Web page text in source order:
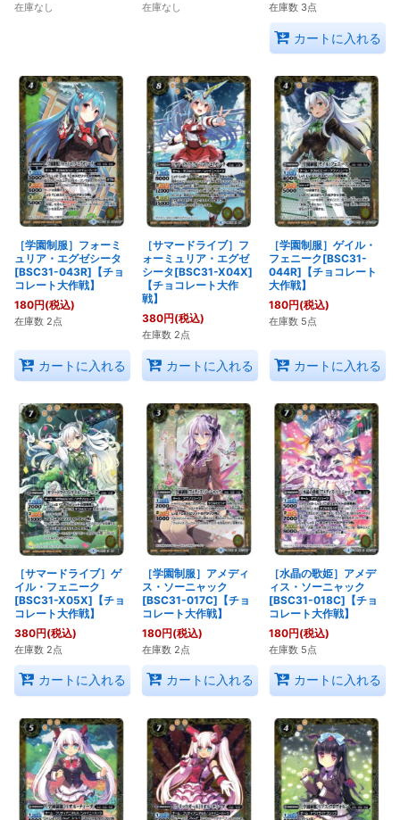
在庫なし 在庫なし 在庫数 3点
カートに入れる
［学園制服］フォーミ
ュリア・エグゼシータ
[BSC31-043R]【チョ
コレート大作戦】
180円(税込)
在庫数 2点
カートに入れる
［サマードライブ］フ
ォーミュリア・エグゼ
シータ[BSC31-X04X]
【チョコレート大作
戦】
380円(税込)
在庫数 2点
カートに入れる
［学園制服］ゲイル・
フェニーク[BSC31-
044R]【チョコレート
大作戦】
180円(税込)
在庫数 5点
カートに入れる
［サマードライブ］ゲ
イル・フェニーク
[BSC31-X05X]【チョ
コレート大作戦】
380円(税込)
在庫数 2点
カートに入れる
［学園制服］アメディ
ス・ソーニャック
[BSC31-017C]【チョ
コレート大作戦】
180円(税込)
在庫数 2点
カートに入れる
［水晶の歌姫］アメデ
ィス・ソーニャック
[BSC31-018C]【チョ
コレート大作戦】
180円(税込)
在庫数 5点
カートに入れる